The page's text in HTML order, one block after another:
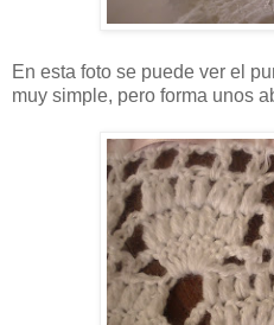
En esta foto se puede ver el
muy simple, pero forma unos